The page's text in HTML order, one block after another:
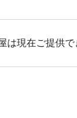
は現在ご提供